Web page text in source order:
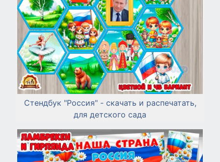
Стендбук "Россия" - скачать и распечатать,
для детского сада